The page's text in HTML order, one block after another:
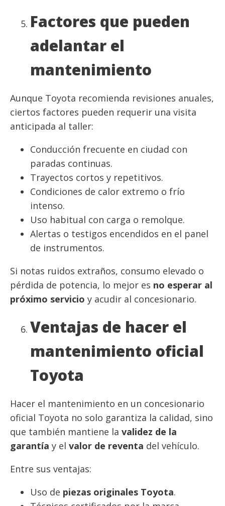
Factores que pueden
adelantar el
mantenimiento
Aunque Toyota recomienda revisiones anuales,
ciertos factores pueden requerir una visita
anticipada al taller:
Conducción frecuente en ciudad con
paradas continuas.
Trayectos cortos y repetitivos.
Condiciones de calor extremo o frío
intenso.
Uso habitual con carga o remolque.
Alertas o testigos encendidos en el panel
de instrumentos.
Si notas ruidos extraños, consumo elevado o
pérdida de potencia, lo mejor es no esperar al
próximo servicio y acudir al concesionario.
Ventajas de hacer el
mantenimiento oficial
Toyota
Hacer el mantenimiento en un concesionario
oficial Toyota no solo garantiza la calidad, sino
que también mantiene la validez de la
garantía y el valor de reventa del vehículo.
Entre sus ventajas:
Uso de piezas originales Toyota.